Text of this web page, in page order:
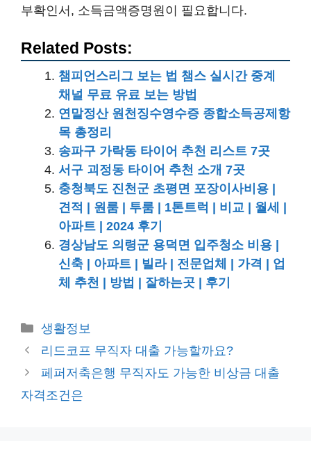
부확인서, 소득금액증명원이 필요합니다.
Related Posts:
챔피언스리그 보는 법 챔스 실시간 중계
채널 무료 유료 보는 방법
연말정산 원천징수영수증 종합소득공제항
목 총정리
송파구 가락동 타이어 추천 리스트 7곳
서구 괴정동 타이어 추천 소개 7곳
충청북도 진천군 초평면 포장이사비용 |
견적 | 원룸 | 투룸 | 1톤트럭 | 비교 | 월세 |
아파트 | 2024 후기
경상남도 의령군 용덕면 입주청소 비용 |
신축 | 아파트 | 빌라 | 전문업체 | 가격 | 업
체 추천 | 방법 | 잘하는곳 | 후기
카
테
리
생활정보
리드코프 무직자 대출 가능할까요?
페퍼저축은행 무직자도 가능한 비상금 대출
자격조건은